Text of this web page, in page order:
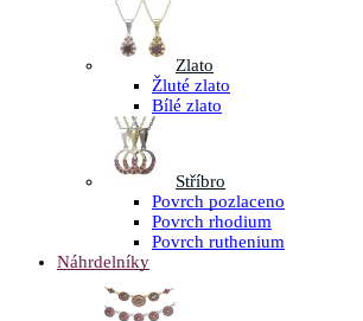
Zlato
Žluté zlato
Bílé zlato
Stříbro
Povrch pozlaceno
Povrch rhodium
Povrch ruthenium
Náhrdelníky